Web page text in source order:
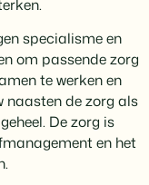
specialisme en
om passende zorg
te werken en
naasten de zorg als
De zorg is
en het